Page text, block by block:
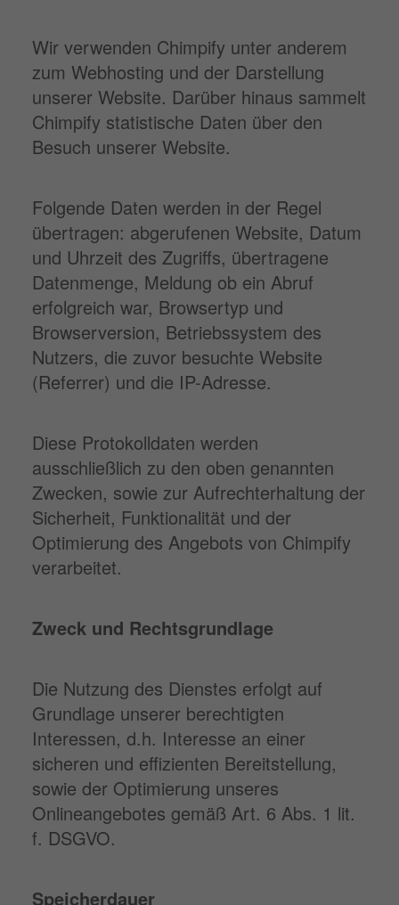
Wir verwenden Chimpify unter anderem
zum Webhosting und der Darstellung
unserer Website. Darüber hinaus sammelt
Chimpify statistische Daten über den
Besuch unserer Website.
Folgende Daten werden in der Regel
übertragen: abgerufenen Website, Datum
und Uhrzeit des Zugriffs, übertragene
Datenmenge, Meldung ob ein Abruf
erfolgreich war, Browsertyp und
Browserversion, Betriebssystem des
Nutzers, die zuvor besuchte Website
(Referrer) und die IP-Adresse.
Diese Protokolldaten werden
ausschließlich zu den oben genannten
Zwecken, sowie zur Aufrechterhaltung der
Sicherheit, Funktionalität und der
Optimierung des Angebots von Chimpify
verarbeitet.
Zweck und Rechtsgrundlage
Die Nutzung des Dienstes erfolgt auf
Grundlage unserer berechtigten
Interessen, d.h. Interesse an einer
sicheren und effizienten Bereitstellung,
sowie der Optimierung unseres
Onlineangebotes gemäß Art. 6 Abs. 1 lit.
f. DSGVO.
Speicherdauer